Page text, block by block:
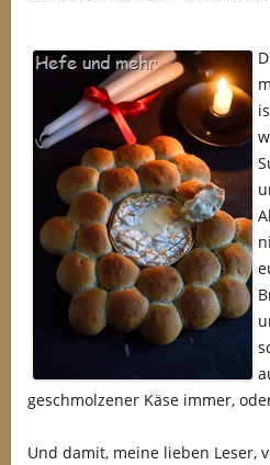
geschmolzener Käse immer,
Und damit, meine lieben Leser,